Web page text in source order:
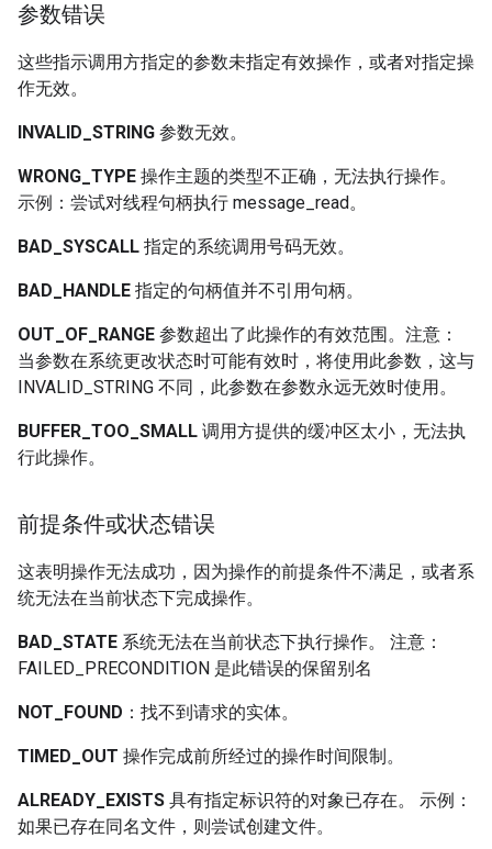
参数错误
这些指示调用方指定的参数未指定有效操作，或者对指定操
作无效。
INVALID_STRING 参数无效。
WRONG_TYPE 操作主题的类型不正确，无法执行操作。
示例：尝试对线程句柄执行 message_read。
BAD_SYSCALL 指定的系统调用号码无效。
BAD_HANDLE 指定的句柄值并不引用句柄。
OUT_OF_RANGE 参数超出了此操作的有效范围。注意：
当参数在系统更改状态时可能有效时，将使用此参数，这与
INVALID_STRING 不同，此参数在参数永远无效时使用。
BUFFER_TOO_SMALL 调用方提供的缓冲区太小，无法执
行此操作。
前提条件或状态错误
这表明操作无法成功，因为操作的前提条件不满足，或者系
统无法在当前状态下完成操作。
BAD_STATE 系统无法在当前状态下执行操作。 注意：
FAILED_PRECONDITION 是此错误的保留别名
NOT_FOUND ：找不到请求的实体。
TIMED_OUT 操作完成前所经过的操作时间限制。
ALREADY_EXISTS 具有指定标识符的对象已存在。 示例：
如果已存在同名文件，则尝试创建文件。